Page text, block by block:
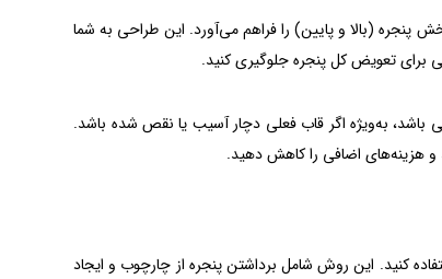
پنجره (بالا و پایین) را فراهم می‌آورد. این طراحی به شما
برای تعویض کل پنجره جلوگیری کنید.
باشد، به‌ویژه اگر قاب فعلی دچار آسیب یا نقص شده باشد.
و هزینه‌های اضافی را کاهش دهید.
کنید. این روش شامل برداشتن پنجره از چارچوب و ایجاد